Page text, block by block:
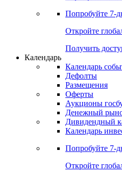
Попробуйте 7-
Откройте
Получить
Календарь
Календарь
Дефолты
Размещения
Оферты
Аукционы
Денежный
Дивидендный
Календарь
Попробуйте 7-
Откройте